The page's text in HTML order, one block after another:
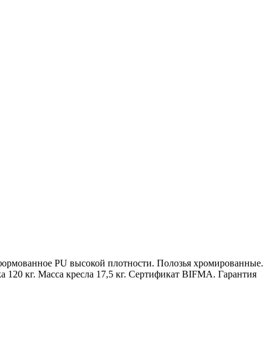
PU высокой плотности. Полозья хромированные.
кг. Масса кресла 17,5 кг. Сертификат BIFMA. Гарантия